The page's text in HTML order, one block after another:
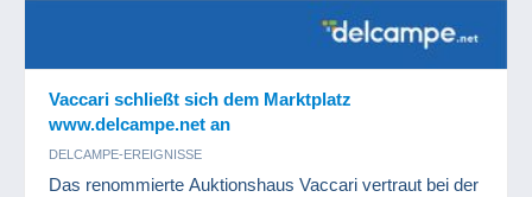
Vaccari schließt sich dem Marktplatz
www.delcampe.net an
DELCAMPE-EREIGNISSE
Das renommierte Auktionshaus Vaccari vertraut bei der